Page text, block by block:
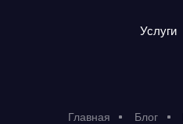
Услуги
Главная Блог